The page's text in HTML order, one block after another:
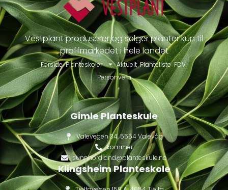
Vestplant produserer og selger planter kun til
proffmarkedet i hele landet
Forside Planteskoler Aktuelt Planteliste FDV
Personvern
Gimle Planteskule
Valevegen 34, 5554 Valevåg
kommer
sunnhordland@planteskule.no
Klingsheim Planteskole